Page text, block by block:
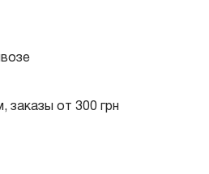
от 300 грн